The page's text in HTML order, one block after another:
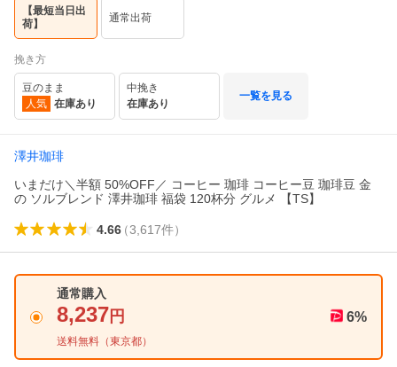
【最短当日出
荷】
通常出荷
挽き方
豆のまま
人気 在庫あり
中挽き
在庫あり
一覧を見る
澤井珈琲
いまだけ＼半額 50%OFF／ コーヒー 珈琲 コーヒー豆 珈琲豆 金
の ソルブレンド 澤井珈琲 福袋 120杯分 グルメ 【TS】
4.66（3,617件）
通常購入
8,237 円
送料無料（東京都）
6%